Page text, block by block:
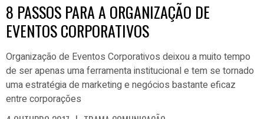
8 PASSOS PARA A ORGANIZAÇÃO DE
EVENTOS CORPORATIVOS
Organização de Eventos Corporativos deixou a muito tempo
de ser apenas uma ferramenta institucional e tem se tornado
uma estratégia de marketing e negócios bastante eficaz
entre corporações